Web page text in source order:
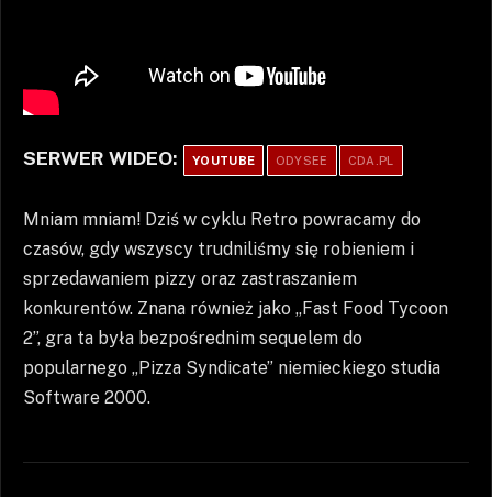
SERWER WIDEO: YOUTUBE ODYSEE CDA.PL
Mniam mniam! Dziś w cyklu Retro powracamy do
czasów, gdy wszyscy trudniliśmy się robieniem i
sprzedawaniem pizzy oraz zastraszaniem
konkurentów. Znana również jako „Fast Food Tycoon
2”, gra ta była bezpośrednim sequelem do
popularnego „Pizza Syndicate” niemieckiego studia
Software 2000.